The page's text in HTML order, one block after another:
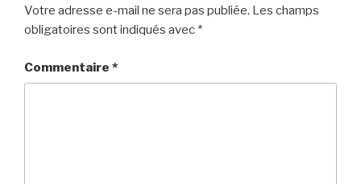
Votre adresse e-mail ne sera pas publiée. Les champs
obligatoires sont indiqués avec *
Commentaire *